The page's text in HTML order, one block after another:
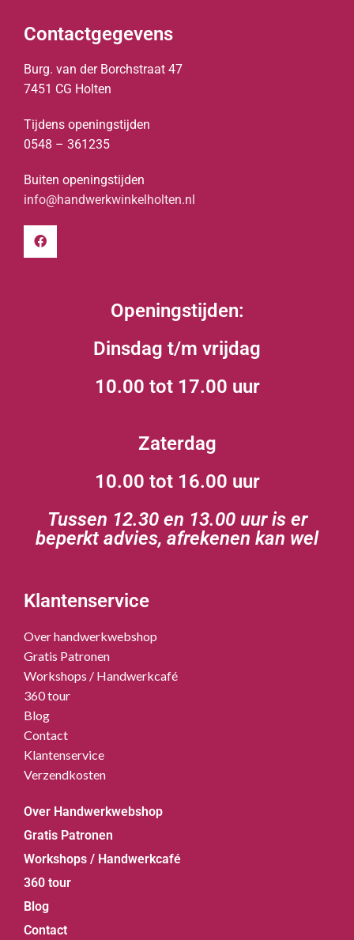
Contactgegevens
Burg. van der Borchstraat 47
7451 CG Holten
Tijdens openingstijden
0548 – 361235
Buiten openingstijden
info@handwerkwinkelholten.nl
Openingstijden:
Dinsdag t/m vrijdag
10.00 tot 17.00 uur
Zaterdag
10.00 tot 16.00 uur
Tussen 12.30 en 13.00 uur is er
beperkt advies, afrekenen kan wel
Klantenservice
Over handwerkwebshop
Gratis Patronen
Workshops / Handwerkcafé
360 tour
Blog
Contact
Klantenservice
Verzendkosten
Over Handwerkwebshop
Gratis Patronen
Workshops / Handwerkcafé
360 tour
Blog
Contact